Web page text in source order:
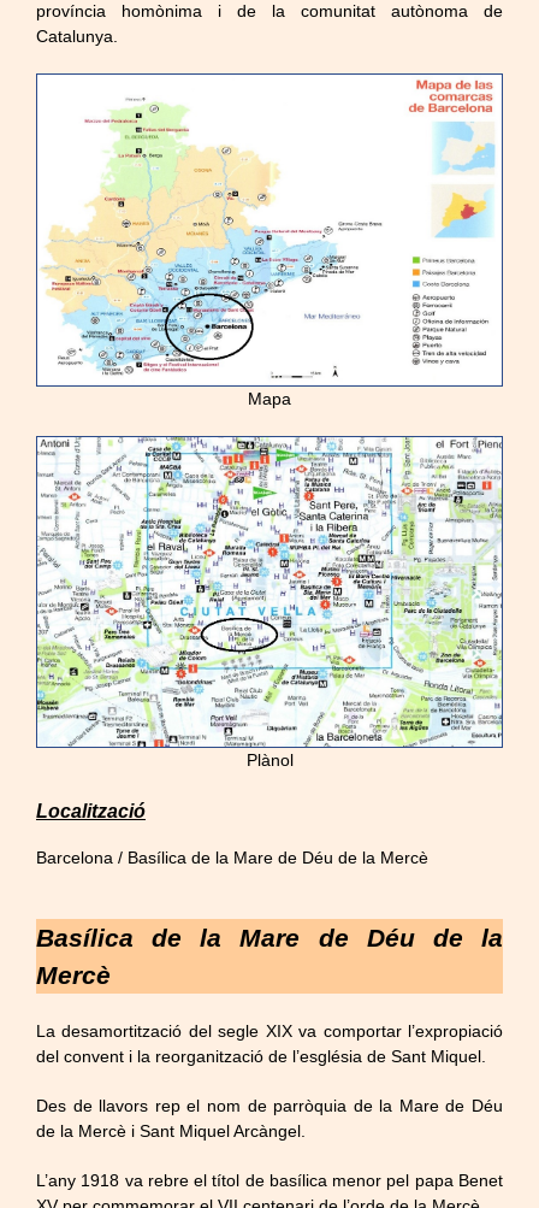
província homònima i de la comunitat autònoma de
Catalunya.
Mapa
Plànol
Localització
Barcelona / Basílica de la Mare de Déu de la Mercè
Basílica de la Mare de Déu de la
Mercè
La desamortització del segle XIX va comportar l’expropiació
del convent i la reorganització de l’església de Sant Miquel.
Des de llavors rep el nom de parròquia de la Mare de Déu
de la Mercè i Sant Miquel Arcàngel.
L’any 1918 va rebre el títol de basílica menor pel papa Benet